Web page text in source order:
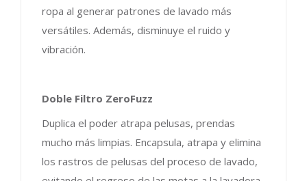
ropa al generar patrones de lavado más
versátiles. Además, disminuye el ruido y
vibración.
Doble Filtro ZeroFuzz
Duplica el poder atrapa pelusas, prendas
mucho más limpias. Encapsula, atrapa y elimina
los rastros de pelusas del proceso de lavado,